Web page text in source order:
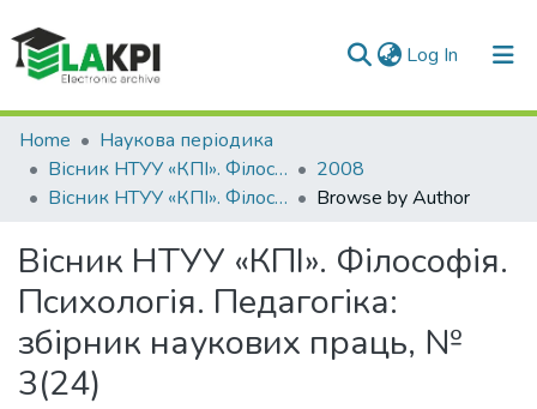
Log In (current)
Communities & Collections
All of DSpace
Home
Наукова періодика
Вісник НТУУ «КПІ». Філософія. Психологія. Педагогіка
2008
Вісник НТУУ «КПІ». Філософія. Психологія. Педагогіка: збірник наукових праць, № 3(24)
Browse by Author
Вісник НТУУ «КПІ». Філософія.
Психологія. Педагогіка:
збірник наукових праць, №
3(24)